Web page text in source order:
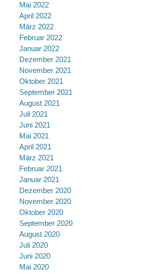
Mai 2022
April 2022
März 2022
Februar 2022
Januar 2022
Dezember 2021
November 2021
Oktober 2021
September 2021
August 2021
Juli 2021
Juni 2021
Mai 2021
April 2021
März 2021
Februar 2021
Januar 2021
Dezember 2020
November 2020
Oktober 2020
September 2020
August 2020
Juli 2020
Juni 2020
Mai 2020